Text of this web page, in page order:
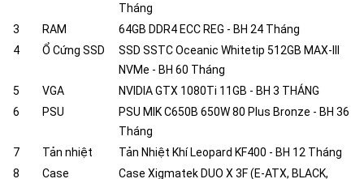
Tháng
3
RAM
64GB DDR4 ECC REG - BH 24 Tháng
4
Ổ Cứng SSD
SSD SSTC Oceanic Whitetip 512GB MAX-III
NVMe - BH 60 Tháng
5
VGA
NVIDIA GTX 1080Ti 11GB - BH 3 THÁNG
6
PSU
PSU MIK C650B 650W 80 Plus Bronze - BH 36
Tháng
7
Tản nhiệt
Tản Nhiệt Khí Leopard KF400 - BH 12 Tháng
8
Case
Case Xigmatek DUO X 3F (E-ATX, BLACK,